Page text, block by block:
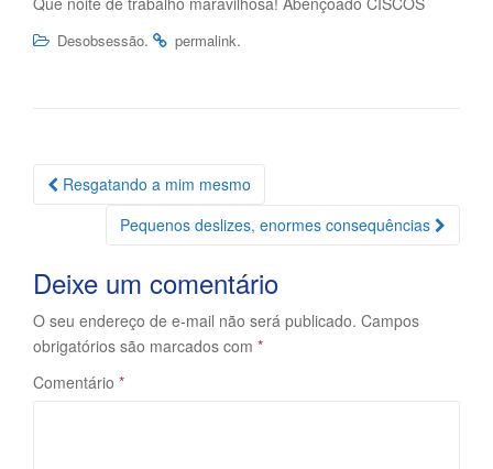
Desobsessão. permalink.
Navegação
Postagem
Resgatando a mim mesmo
Pequenos deslizes, enormes consequências
Deixe um comentário
O seu endereço de e-mail não será publicado. Campos
obrigatórios são marcados com *
Comentário *